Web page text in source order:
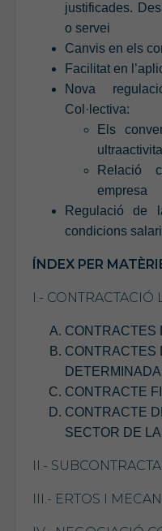
justificades.
o servei
Canvis en els
Facilitat en
Nova
Col·lectiva:
Els
Relació
empresa
Regulació de
condicions
ÍNDEX PER
I.- CONTRACTACIÓ
CONTRACTES
CONTRACTES
DETERMINADA
CONTRACTE
CONTRACTE
SECTOR DE
II.-
III.- ERTOS I